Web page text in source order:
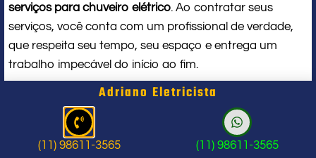
serviços para chuveiro elétrico. Ao contratar seus
serviços, você conta com um profissional de verdade,
que respeita seu tempo, seu espaço e entrega um
trabalho impecável do início ao fim.
Problema com chuveiro: sinais que
indicam a hora de chamar um
profissional
Adriano Eletricista
(11) 98611-3565 (11) 98611-3565